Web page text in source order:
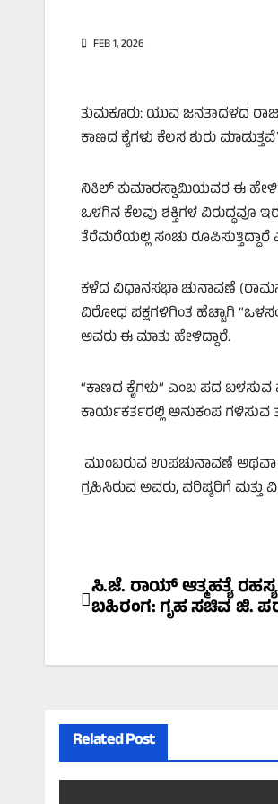
FEB 1, 2026
ತುಮಕೂರು: ಯುವ ಜನತಾದಳದ
ಕಾಣದ ಕೈಗಳು ಕೆಲಸ ಶುರು
ನಿಕಿಲ್‌ ಕುಮಾರಸ್ವಾಮಿಯವರ ಈ
ಒಳಗಿನ ಕೆಲವು ಶಕ್ತಿಗಳ ವಿರುದ್ಧವೂ
ತೆರೆಮರೆಯಲ್ಲಿ ಸಂಚು
ಕಳೆದ ವಿಧಾನಸಭಾ ಚುನಾವಣೆ
ವಿರೋಧ ಪಕ್ಷಗಳಿಗಿಂತ ಹೆಚ್ಚಾಗಿ
ಅವರು ಈ ಮಾತು ಹೇಳಿದ್ದಾರೆ.
“ಕಾಣದ ಕೈಗಳು” ಎಂಬ ಪದ
ಕಾರ್ಯಕರ್ತರಲ್ಲಿ ಅನುಕಂಪ ಗಳಿಸುವ
ಮುಂಬರುವ ಉಪಚುನಾವಣೆ ಅಥವಾ
ಗ್ರಹಿಸಿರುವ ಅವರು, ವರಿಷ್ಠರಿಗೆ ಮತ್ತು
Post
navigation
ಸಿ.ಜೆ. ರಾಯ್ ಆತ್ಮಹತ್ಯೆ
ಬಹಿರಂಗ: ಗೃಹ ಸಚಿವ ಜಿ.
Related Post